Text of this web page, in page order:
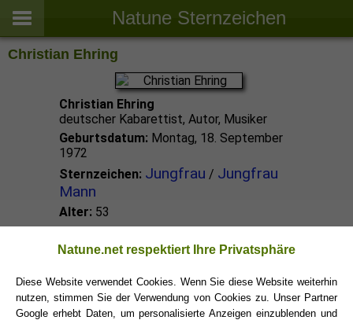
Natune Sternzeichen
Christian Ehring
Christian Ehring
deutscher Kabarettist, Autor, Musiker
Geburtsdatum: Montag, 18. September
1972
Sternzeichen: Jungfrau / Jungfrau
Mann
Alter: 53
Jungfrau Promis
Jungfrau Sternzeichen
Natune.net respektiert Ihre Privatsphäre
Diese Website verwendet Cookies. Wenn Sie diese Website weiterhin
nutzen, stimmen Sie der Verwendung von Cookies zu. Unser Partner
Google erhebt Daten, um personalisierte Anzeigen einzublenden und